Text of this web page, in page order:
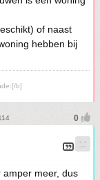
of naast
hebben bij
b]
meer, dus